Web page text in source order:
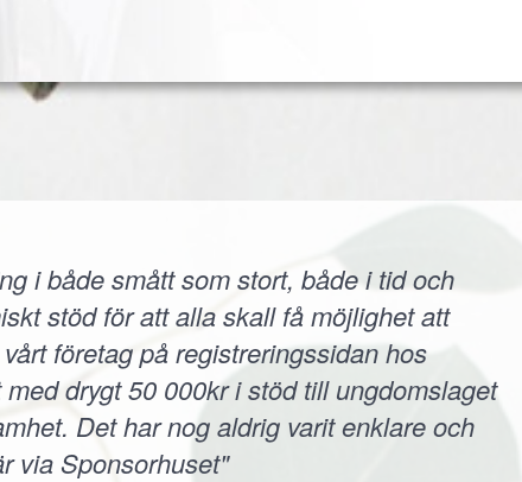
i både smått som stort, både i tid och
stöd för att alla skall få möjlighet att
företag på registreringssidan hos
drygt 50 000kr i stöd till ungdomslaget
Det har nog aldrig varit enklare och
via Sponsorhuset"